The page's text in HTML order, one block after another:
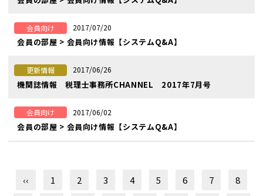
会員向け 2017/07/20
会員の部屋 > 会員向け情報【システムQ&A】
更新情報 2017/06/26
機関誌情報 税理士事務所CHANNEL 2017年7月号
会員向け 2017/06/02
会員の部屋 > 会員向け情報【システムQ&A】
‹‹ 1 2 3 4 5 6 7
8